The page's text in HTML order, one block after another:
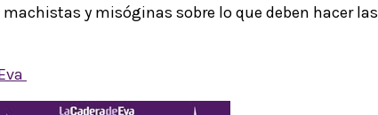
y misóginas sobre lo que deben hacer las